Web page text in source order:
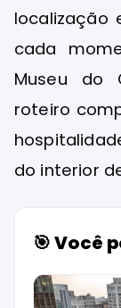
localização
cada
Museu do
roteiro
do interior
🎯 Você